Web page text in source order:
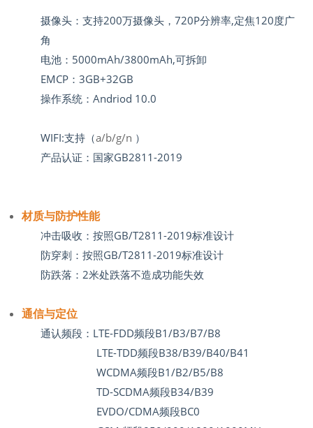
摄像头：支持200万摄像头，720P分辨率,定焦120度广
角
电池：5000mAh/3800mAh,可拆卸
EMCP：3GB+32GB
操作系统：Andriod 10.0
WIFI:支持（a/b/g/n ）
产品认证：国家GB2811-2019
材质与防护性能
冲击吸收：按照GB/T2811-2019标准设计
防穿刺：按照GB/T2811-2019标准设计
防跌落：2米处跌落不造成功能失效
通信与定位
通认频段：LTE-FDD频段B1/B3/B7/B8
LTE-TDD频段B38/B39/B40/B41
WCDMA频段B1/B2/B5/B8
TD-SCDMA频段B34/B39
EVDO/CDMA频段BC0